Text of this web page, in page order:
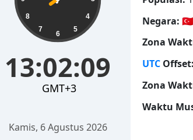
4
5
6
7
8
13:02:09
GMT+3
Kamis, 6 Agustus 2026
Negara: 🇹🇷
Zona
UTC Offset:
Zona
Waktu